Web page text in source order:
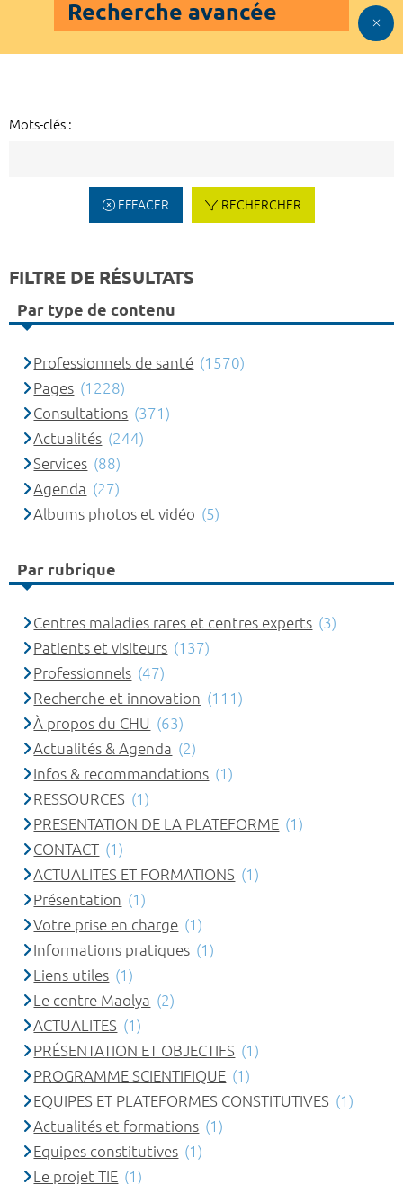
Recherche avancée
Mots-clés :
EFFACER RECHERCHER
FILTRE DE RÉSULTATS
Par type de contenu
Professionnels de santé (1570)
Pages (1228)
Consultations (371)
Actualités (244)
Services (88)
Agenda (27)
Albums photos et vidéo (5)
Par rubrique
Centres maladies rares et centres experts (3)
Patients et visiteurs (137)
Professionnels (47)
Recherche et innovation (111)
À propos du CHU (63)
Actualités & Agenda (2)
Infos & recommandations (1)
RESSOURCES (1)
PRESENTATION DE LA PLATEFORME (1)
CONTACT (1)
ACTUALITES ET FORMATIONS (1)
Présentation (1)
Votre prise en charge (1)
Informations pratiques (1)
Liens utiles (1)
Le centre Maolya (2)
ACTUALITES (1)
PRÉSENTATION ET OBJECTIFS (1)
PROGRAMME SCIENTIFIQUE (1)
EQUIPES ET PLATEFORMES CONSTITUTIVES (1)
Actualités et formations (1)
Equipes constitutives (1)
Le projet TIE (1)